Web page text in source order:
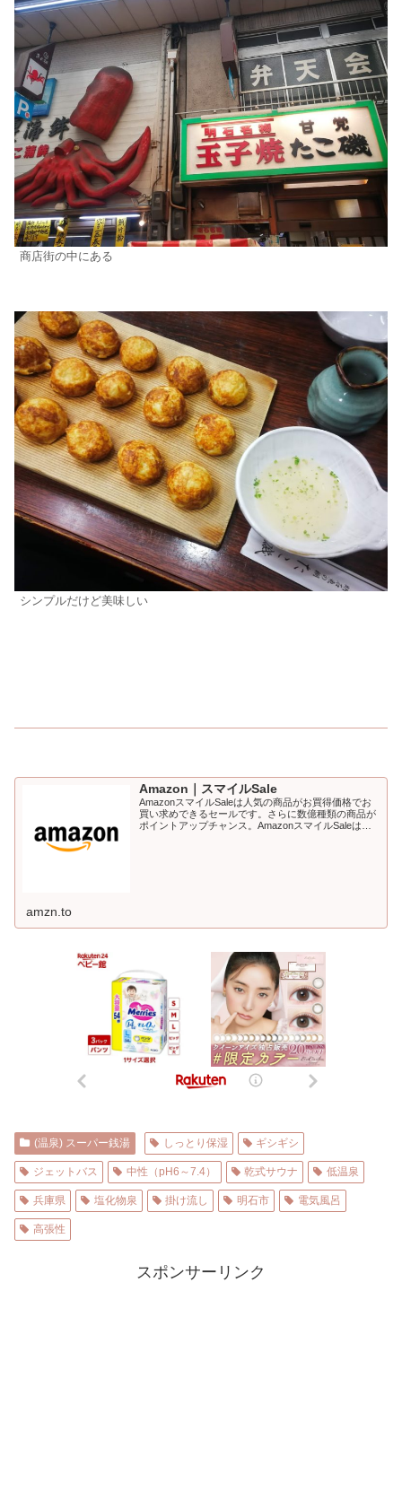
商店街の中にある
シンプルだけど美味しい
Amazon｜スマイルSale
AmazonスマイルSaleは人気の商品がお買得価格でお
買い求めできるセールです。さらに数億種類の商品が
ポイントアップチャンス。AmazonスマイルSaleは、
amzn.to
(温泉) スーパー銭湯 しっとり保湿 ギシギシ
ジェットバス 中性（pH6～7.4） 乾式サウナ 低温泉
兵庫県 塩化物泉 掛け流し 明石市 電気風呂
高張性
スポンサーリンク